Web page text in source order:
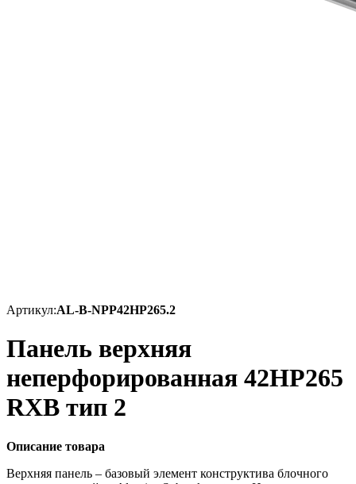
Артикул:AL-B-NPP42HP265.2
Панель верхняя
неперфорированная 42HP265
RXB тип 2
Описание товара
Верхняя панель – базовый элемент конструктива блочного